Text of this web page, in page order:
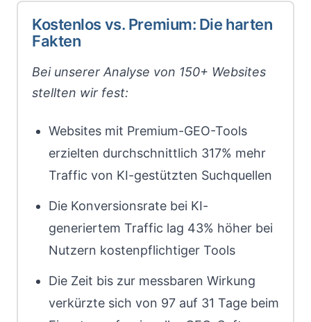
Kostenlos vs. Premium: Die harten
Fakten
Bei unserer Analyse von 150+ Websites
stellten wir fest:
Websites mit Premium-GEO-Tools
erzielten durchschnittlich 317% mehr
Traffic von KI-gestützten Suchquellen
Die Konversionsrate bei KI-
generiertem Traffic lag 43% höher bei
Nutzern kostenpflichtiger Tools
Die Zeit bis zur messbaren Wirkung
verkürzte sich von 97 auf 31 Tage beim